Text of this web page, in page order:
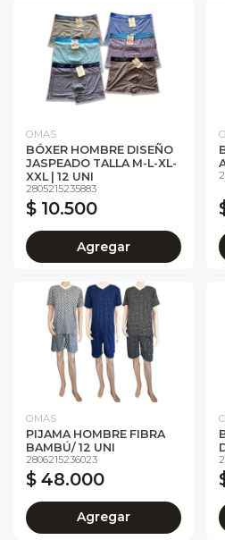
OMAS
BÓXER HOMBRE DISEÑO
JASPEADO TALLA M-L-XL-
XXL | 12 UNI
2805215235883
$ 10.500
Agregar
OMAS
PIJAMA HOMBRE FIBRA
BAMBÚ/ 12 UNI
2806215236023
$ 48.000
Agregar